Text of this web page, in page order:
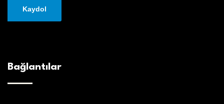
Bağlantılar